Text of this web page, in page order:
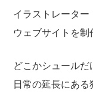
イラストレータ
ウェブサイトを制
どこかシュールだ
日常の延長にある